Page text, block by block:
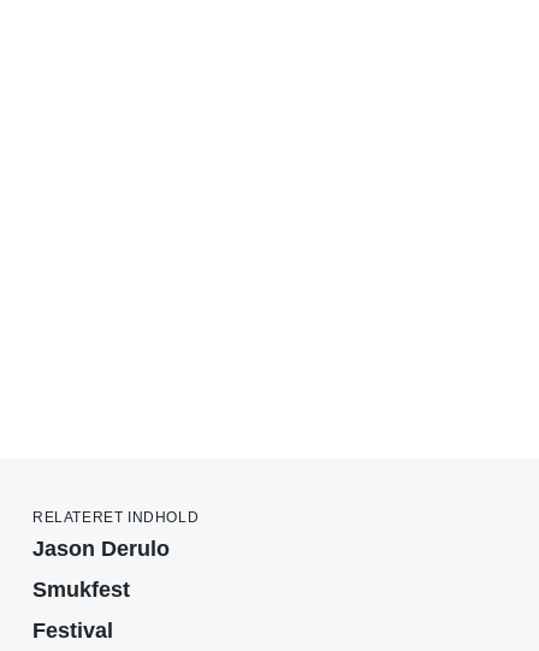
RELATERET INDHOLD
Jason Derulo
Smukfest
Festival